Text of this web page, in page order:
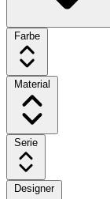
Farbe
Material
Serie
Designer